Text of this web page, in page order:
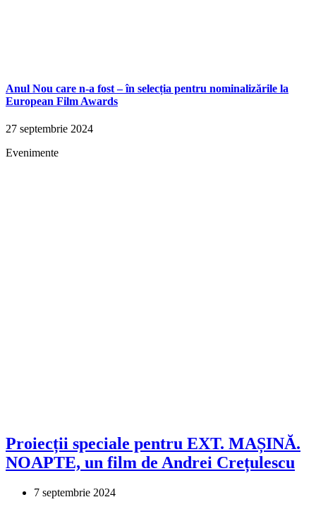
Anul Nou care n-a fost – în selecția pentru nominalizările la
European Film Awards
27 septembrie 2024
Evenimente
Proiecții speciale pentru EXT. MAȘINĂ.
NOAPTE, un film de Andrei Crețulescu
7 septembrie 2024